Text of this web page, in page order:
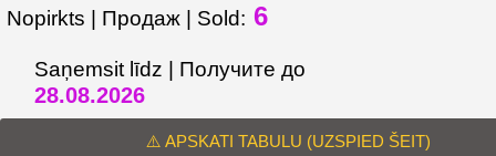
Nopirkts | Продаж | Sold: 6
Saņemsit līdz | Получите до
28.08.2026
⚠️ APSKATI TABULU (UZSPIED ŠEIT)